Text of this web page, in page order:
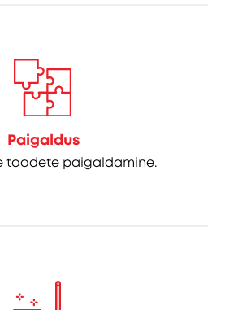
Paigaldus
toodete paigaldamine.